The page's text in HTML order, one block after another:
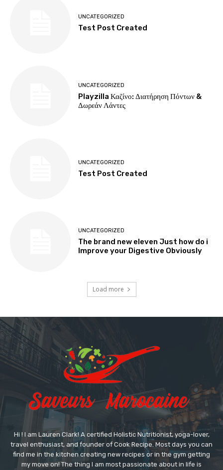
UNCATEGORIZED
Test Post Created
UNCATEGORIZED
Playzilla Καζίνο: Διατήρηση Πόντων &
Δωρεάν Λάντες
UNCATEGORIZED
Test Post Created
UNCATEGORIZED
The brand new eleven Just how do i
Improve your Digestive Obviously
Load more
Hi ! I am Lauren Clark! A certified Holistic Nutritionist, yoga-lover,
travel enthusiast, and founder of Cook Recipe. Most days you can
find me in the kitchen creating new recipes or in the gym getting
my move on! The thing I am most passionate about in life is